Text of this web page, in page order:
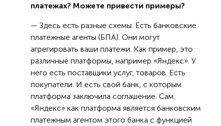
платежах? Можете привести примеры?
— Здесь есть разные схемы. Есть банковские
платежные агенты (БПА). Они могут
агрегировать ваши платежи. Как пример, это
различные платформы, например «Яндекс». У
него есть поставщики услуг, товаров. Есть
покупатели. И есть свой банк, с которым
платформа заключила соглашение. Сам
«Яндекс» как платформа является банковским
платежным агентом этого банка с функцией